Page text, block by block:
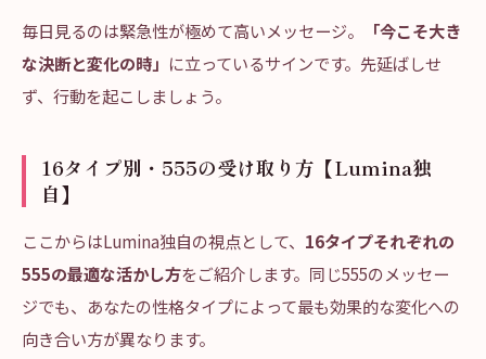
毎日見るのは緊急性が極めて高いメッセージ。
「今こそ大き
な決断と変化の時」 に立っているサインです。先延ばしせ
ず、行動を起こしましょう。
16タイプ別・555の受け取り方【Lumina独
自】
ここからはLumina独自の視点として、 16タイプそれぞれの
555の最適な活かし方をご紹介します。同じ555のメッセー
ジでも、あなたの性格タイプによって最も効果的な変化への
向き合い方が異なります。